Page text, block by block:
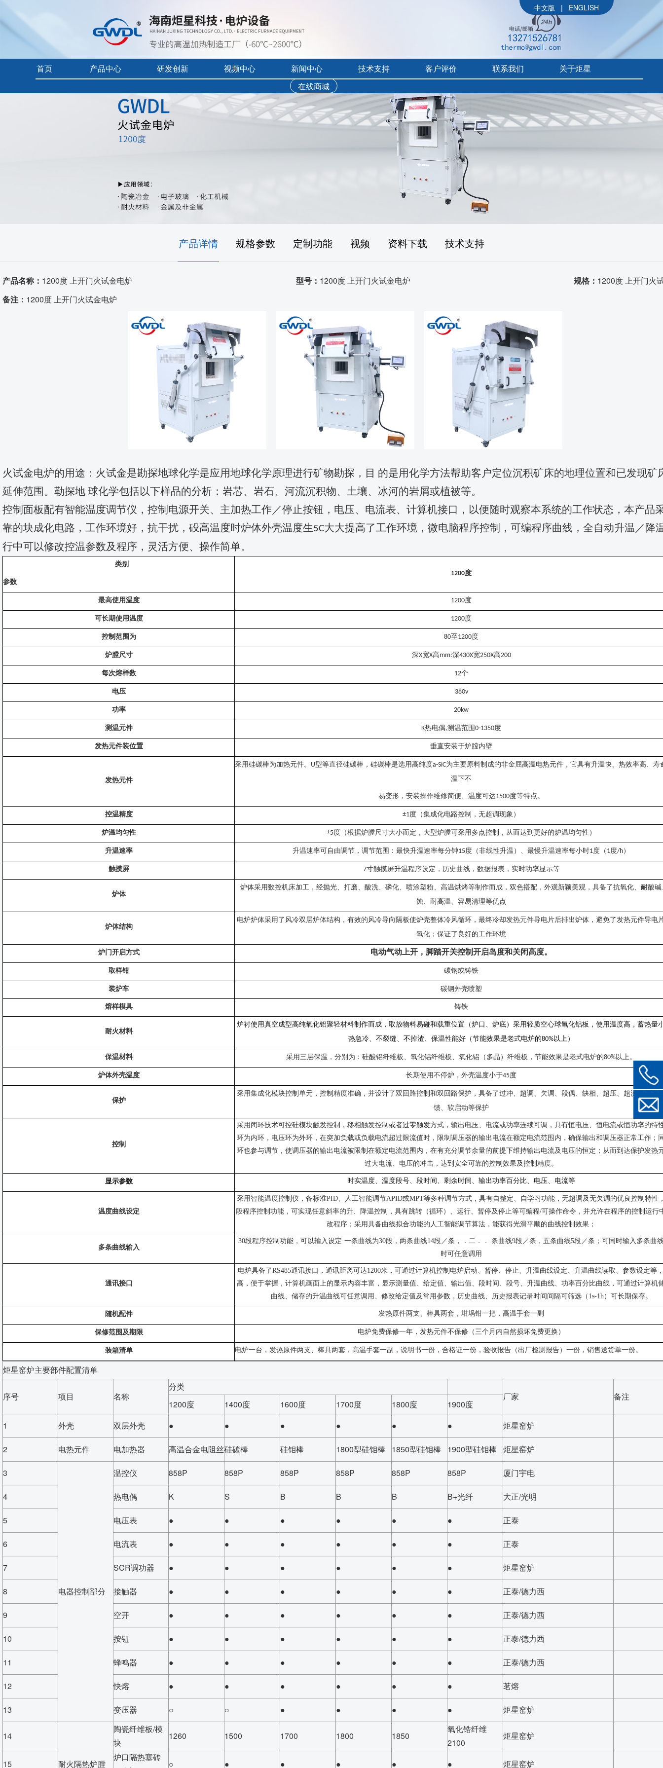
中文版 | ENGLISH
首页 产品中心
耐火原料
代工服务
研发创新
前沿科技
视频中心
产品中心目录宣传视频
新闻中心
行业展会活动
公司新闻
技术支持
售后服务
免费培训
客户评价
工业炉客户评价
真空气氛炉客户评价
耐火隔热材料客户评价
烘干箱客户评价
联系我们 关于炬星
参展信息
在线商城
首页> 产品中心 >石英陶瓷> 1200度 上开门火试金电炉
产品详情 规格参数 定制功能 视频 资料下载 技术支持
产品名称： 1200度 上开门火试金电炉 型号： 1200度 上开门火试金电炉 规格： 1200度 上开门火
备注： 1200度 上开门火试金电炉
火试金电炉的用途：火试金是勘探地球化学是应用地球化学原理进行矿物勘探，目 的是用化学方法帮助客户定位沉积矿床的地理位置和已发现矿
延伸范围。勒探地 球化学包括以下样品的分析：岩芯、岩石、河流沉积物、土壤、冰河的岩屑或植被等。
控制面板配有智能温度调节仪，控制电源开关、主加热工作／停止按钮，电压、电流表、计算机接口，以便随时观察本系统的工作状态，本产品
靠的块成化电路，工作环境好，抗干扰，砓高温度时炉体外壳温度生5C大大提高了工作环境，微电脑程序控制，可编程序曲线，全自动升温／降
行中可以修改控温参数及程序，灵活方便、操作简单。
类别
参数
1200度
最高使用温度 1200度
可长期使用温度 1200度
控制范围为 80至 1200度
炉膛尺寸 深X宽X高mm:深430X宽250X高200
每次熔样数 12个
电压 380v
功率 20kw
测温元件 K热电偶,测温范围 0-1350度
发热元件装位置 垂直安装于炉膛内壁
发热元件
采用硅碳棒为加热元件。 U型等直径硅碳棒，硅碳棒是选用高纯度a-SiC为主要原料制成的非金屈高温电热元件，它具有升温快、热效率高、寿
温下不
易变形，安装操作维修简便、温度可达1500度等特点。
控温精度 ±1度（集成化电路控制，无超调现象）
炉温均匀性 ±5度（根据炉膛尺寸大小而定，大型炉膛可采用多点控制，从而达到更好的炉温均匀性）
升温速率 升温速率可自由调节，调节范围：最快升温速率每分钟15度（非线性升温）、最慢升温速率每小时1度（ 1度/h）
触摸屏 7寸触摸屏升温程序设定，历史曲线，数据报表，实时功率显示等
炉体
炉体采用数控机床加工，经抛光、打磨、酸洗、磷化、喷涂塑粉、高温烘烤等制作而成，双色搭配，外观新颖美观，具备了抗氧化、耐酸
蚀、耐高温、容易清理等优点
炉体结构
电炉炉体采用了风冷双层炉体结构，有效的风冷导向隔板使炉壳整体冷风循环，最终冷却发热元件导电片后排出炉体，避免了发热元件导电
氧化；保证了良好的工作环境
炉门开启方式 电动气动上开，脚踏开关控制开启岛度和关闭高度。
取样钳 碳钢或铸铁
装炉车 碳钢外壳喷塑
熔样模具 铸铁
耐火材料
炉衬使用真空成型高纯氧化铝聚轻材料制作而成，取放物料易碰和载重位置（炉口、炉底）采用轻质空心球氧化铝板，使用温度高，蓄热量
热急冷、不裂缝、不掉渣、保温性能好（节能效果是老式电炉的80%以上）
保温材料 采用三层保温，分别为：硅酸铝纤维板、氧化铝纤维板、氧化铝（多晶）纤维板，节能效果是老式电炉的80%以上。
炉体外壳温度 长期使用不停炉，外壳温度小于45度
保护
采用集成化模块控制单元，控制精度准确，并设计了双回路控制和双回路保护，具备了过冲、超调、欠调、段偶、缺相、超压、超流、超温
馈、软启动等保护
控制
采用闭环技术可控硅模块触发控制，移相触发控制 或者过零触发方式，输出电压、电流或功率连续可调，具有恒电压、恒电流或恒功率的特
环为内环，电压环为外环，在突加负载或负载电流超过限流值时，限制调压器的输出电流在额定电流范围内，确保输出和调压器正常工作；
环也参与调节，使调压器的输出电流被限制在额定电流范围内，在有充分调节余量的前提下维持输出电流及电压的恒定；从而到达保护发热
过大电流、电压的冲击，达到安全可靠的控制效果及控制精度。
显示参数 时实温度、温度段号、段时间、剩余时间、输出功率百分比、电压、电流等
温度曲线设定
采用智能温度控制仪，备标准PID、人工智能调节APID或MPT等多种调节方式，具有自整定、自学习功能，无超调及无欠调的优良控制特性
段程序控制功能，可实现任意斜率的升、降温控制，具有跳转（循环）、运行、暂停及停止等可编程/可操作命令，并允许在程序的控制运行
改程序；采用具备曲线拟合功能的人工智能调节算法，能获得光滑平顺的曲线控制效果；
多条曲线输入
30段程序控制功能，可以输入设定·一条曲线为30段，两条曲线14段／条，．二．． 条曲线9段／条，五条曲线5段／条；可同时输入多条曲
时可任意调用
通讯接口
电炉具备了RS485通讯接口，通讯距离可达1200米，可通过计算机控制电炉启动、暂停、停止、升温曲线设定、升温曲线读取、参数设定等
高，便于掌握，计算机画面上的显示内容丰富，显示测量值、给定值、输出值、段时间、段号、升温曲线、功率百分比曲线，可通过计算机
曲线、储存的升温曲线可任意调用、修改给定值及常用参数，历史曲线、历史报表记录时间间隔可筛选（1s-1h）可长期保存。
随机配件 发热原件两支、棒具两套，坩埚钳一把，高温手套一副
保修范围及期限 电炉免费保修一年，发热元件不保修（三个月内自然损坏免费更换）
装箱清单 电炉一台，发热原件两支、棒具两套，高温手套一副，说明书一份，合格证一份，验收报告（出厂检测报告）一份，销售送货单一份。
炬星窑炉主要部件配置清单
序号 项目 名称
分类
厂家
备注
1200度 1400度 1600度 1700度 1800度
1900度
1
外壳 双层外壳 ● ● ● ● ● ● 炬星窑炉
2 电热元件 电加热器 高温合金电阻丝硅碳棒 硅钼棒 1800型硅钼棒 1850型硅钼棒 1900型硅钼棒 炬星窑炉
3
电器控制部分
温控仪 858P 858P 858P 858P 858P 858P 厦门宇电
4 热电偶 K S B B B B+光纤 大正/光明
5 电压表 ● ● ● ● ● ● 正泰
6 电流表 ● ● ● ● ● ● 正泰
7 SCR调功器 ● ● ● ● ● ● 炬星窑炉
8 接触器 ● ● ● ● ● ● 正泰/德力西
9 空开 ● ● ● ● ● ● 正泰/德力西
10 按钮 ● ● ● ● ● ● 正泰/德力西
11 蜂鸣器 ● ● ● ● ● ● 正泰/德力西
12 快熔 ● ● ● ● ● ● 茗熔
13 变压器 ○ ○ ● ● ● ● 炬星窑炉
14
耐火隔热炉膛
陶瓷纤维板/模
块
1260 1500 1700 1800 1850
氧化锆纤维
2100
炬星窑炉
15
炉口隔热塞砖
○ ● ● ● ● ● 炬星窑炉